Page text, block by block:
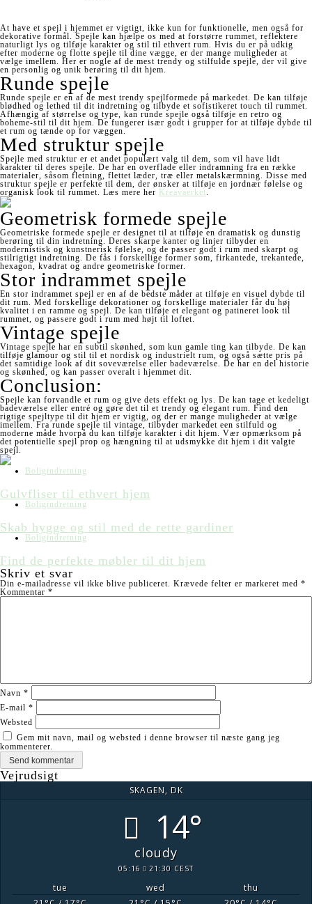
At have et spejl i hjemmet er vigtigt, ikke kun for funktionelle, men også for
dekorative formål. Spejle kan hjælpe os med at forstørre rummet, reflektere
naturligt lys og tilføje karakter og stil til ethvert rum. Hvis du er på udkig
efter moderne og flotte spejle til dine vægge, er der mange muligheder at
vælge imellem. Her er nogle af de mest trendy og stilfulde spejle, der vil give
en personlig og unik berøring til dit hjem.
Runde spejle
Runde spejle er en af de mest trendy spejlformede på markedet. De kan tilføje
blødhed og lethed til dit indretning og tilbyde et sofistikeret touch til rummet.
Afhængig af størrelse og type, kan runde spejle også tilføje en retro og
boheme-stil til dit hjem. De fungerer især godt i grupper for at tilføje dybde til
et rum og tænde op for væggen.
Med struktur spejle
Spejle med struktur er et andet populært valg til dem, som vil have lidt
karakter til deres spejle. De har en overflade eller indramning fra en række
materialer, såsom fletning, flettet læder, træ eller metalskærmning. Disse med
struktur spejle er perfekte til dem, der ønsker at tilføje en jordnær følelse og
organisk look til rummet. Læs mere her Kreavaerket .
Geometrisk formede spejle
Geometriske formede spejle er designet til at tilføje en dramatisk og dunstig
berøring til din indretning. Deres skarpe kanter og linjer tilbyder en
modernistisk og kunstnerisk følelse, og de passer godt i rum med skarpt og
stilrigtigt indretning. De fås i forskellige former som, firkantede, trekantede,
hexagon, kvadrat og andre geometriske former.
Stor indrammet spejle
En stor indrammet spejl er en af de bedste måder at tilføje en visuel dybde til
dit rum. Med forskellige dekorationer og forskellige materialer får du høj
kvalitet i en ramme og spejl. De kan tilføje et elegant og patineret look til
rummet, og passere godt i rum med højt til loftet.
Vintage spejle
Vintage spejle har en subtil skønhed, som kun gamle ting kan tilbyde. De kan
tilføje glamour og stil til et nordisk og industrielt rum, og også sætte pris på
det samtidige look af dit soveværelse eller badeværelse. De har en del historie
og skønhed, og kan passer overalt i hjemmet dit.
Conclusion:
Spejle kan forvandle et rum og give dets effekt og lys. De kan tage et kedeligt
badeværelse eller entré og gøre det til et trendy og elegant rum. Find den
rigtige spejltype til dit hjem er vigtig, og der er mange muligheder at vælge
imellem. Fra runde spejle til vintage, tilbyder markedet een stilfuld og
moderne måde hvorpå du kan tilføje karakter i dit hjem. Vær opmærksom på
det potentielle spejl prop og hængning til at udsmykke dit hjem i dit valgte
spejl.
Boligindretning
Gulvfliser til ethvert hjem
Boligindretning
Skab hygge og stil med de rette gardiner
Boligindretning
Find de perfekte møbler til dit hjem
Skriv et svar
Din e-mailadresse vil ikke blive publiceret. Krævede felter er markeret med *
Kommentar *
Navn *
E-mail *
Websted
Gem mit navn, mail og websted i denne browser til næste gang jeg
kommenterer.
Vejrudsigt
SKAGEN, DK
14°
cloudy
05:16 21:30 CEST
tue wed
thu